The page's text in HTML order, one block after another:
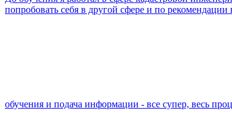
попробовать себя в другой сфере и по
обучения и подача информации - все супер, весь